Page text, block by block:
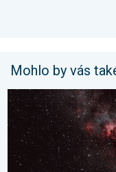
Mohlo by vás
Pás Mléčné dráhy.